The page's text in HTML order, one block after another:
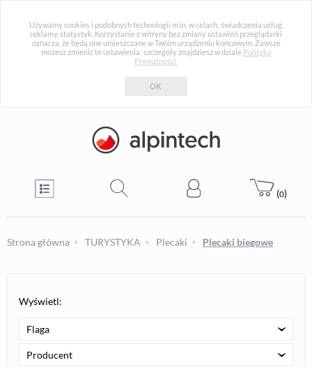
Używamy cookies i podobnych technologii m.in. w celach: świadczenia usług,
reklamy, statystyk. Korzystanie z witryny bez zmiany ustawień przeglądarki
oznacza, że będą one umieszczane w Twoim urządzeniu końcowym. Zawsze
możesz zmienić te ustawienia; szczegóły znajdziesz w dziale Polityka
Prywatności.
OK
(0)
Strona główna TURYSTYKA Plecaki Plecaki biegowe
Wyświetl:
Flaga
Producent